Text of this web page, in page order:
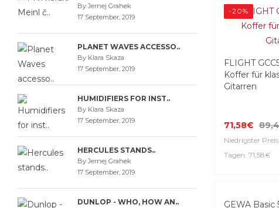
By Jernej Grahek
17 September, 2019
PLANET WAVES ACCESSO..
By Klara Skaza
17 September, 2019
HUMIDIFIERS FOR INST..
By Klara Skaza
17 September, 2019
HERCULES STANDS..
By Jernej Grahek
17 September, 2019
DUNLOP - WHO, HOW AN..
-20%
FLIGHT
Koffer für
Gitarren
71,58€
Niedrigster
Tagen: 71,58€